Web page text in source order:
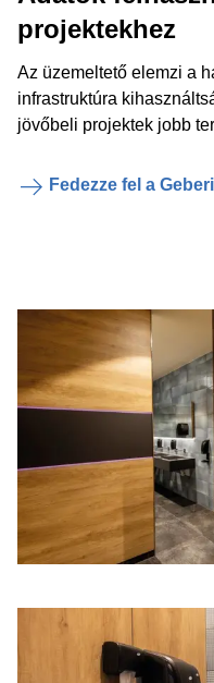
projektekhez
Az üzemeltető elemzi a
infrastruktúra
jövőbeli projektek jobb
Fedezze fel a